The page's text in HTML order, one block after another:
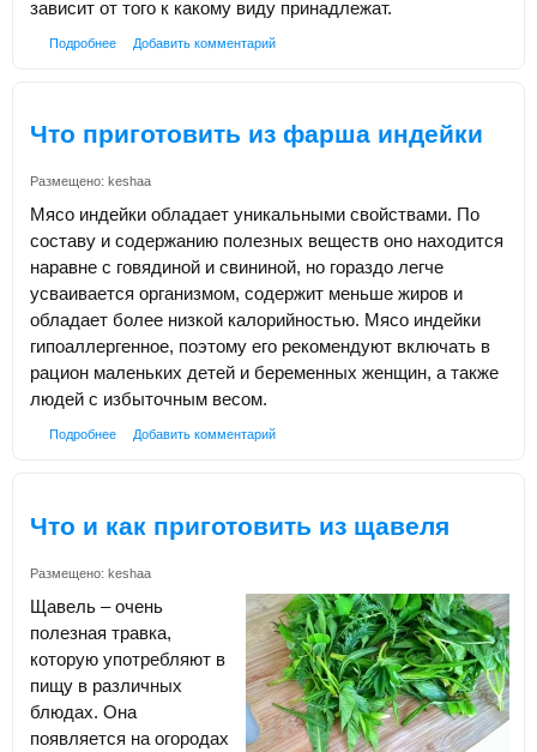
зависит от того к какому виду принадлежат.
Подробнее Добавить комментарий
Что приготовить из фарша индейки
Размещено: keshaa
Мясо индейки обладает уникальными свойствами. По
составу и содержанию полезных веществ оно находится
наравне с говядиной и свининой, но гораздо легче
усваивается организмом, содержит меньше жиров и
обладает более низкой калорийностью. Мясо индейки
гипоаллергенное, поэтому его рекомендуют включать в
рацион маленьких детей и беременных женщин, а также
людей с избыточным весом.
Подробнее Добавить комментарий
Что и как приготовить из щавеля
Размещено: keshaa
Щавель – очень
полезная травка,
которую употребляют в
пищу в различных
блюдах. Она
появляется на огородах